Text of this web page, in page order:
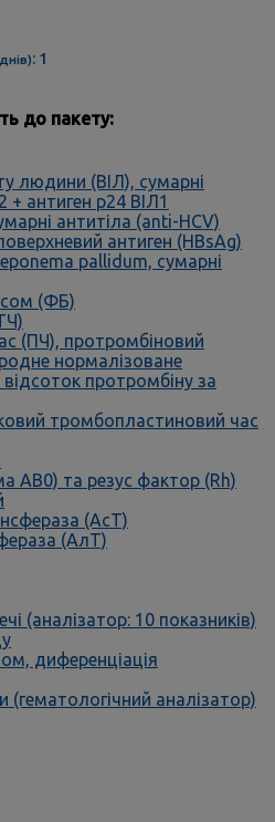
до пакету:
людини (ВІЛ), сумарні
+ антиген р24 ВІЛ1
антитіла (anti-HCV)
антиген (HBsAg)
pallidum, сумарні
(ФБ)
(ПЧ), протромбіновий
нормалізоване
протромбіну за
тромбопластиновий час
AB0) та резус фактор (Rh)
(АсТ)
(АлТ)
(аналізатор: 10 показників)
диференціація
(гематологічний аналізатор)
: 1